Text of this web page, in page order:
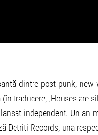
dintre post-punk,
traducere, „Houses are
independent. Un an
Detriti Records, una